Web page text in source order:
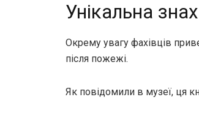
Унікальна
Окрему увагу фахівців
після пожежі.
Як повідомили в музеї, ця